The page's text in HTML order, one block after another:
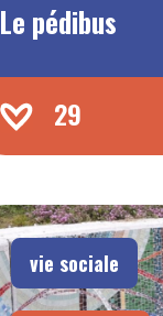
Le pédibus
29
vie sociale